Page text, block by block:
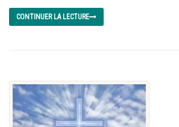
CONTINUER LA LECTURE